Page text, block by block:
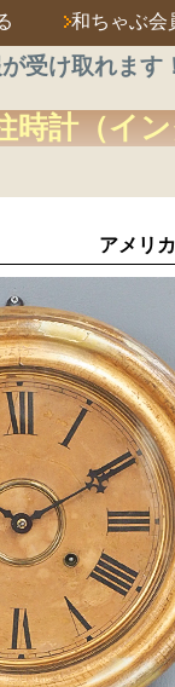
和ちゃぶ会
受け取れます
時計（イ
アメリ